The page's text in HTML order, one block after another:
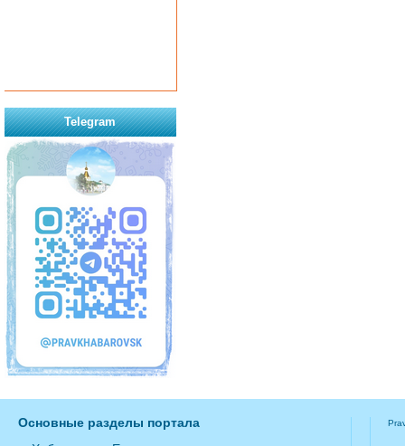
Telegram
Основные разделы портала